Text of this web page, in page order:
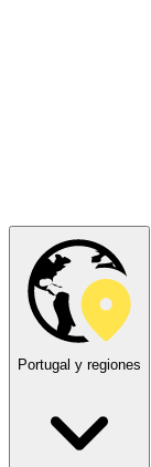
Portugal y regiones